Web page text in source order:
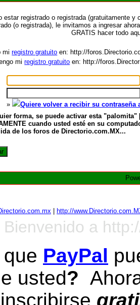
estar registrado o registrada (gratuitamente
(o registrada), le invitamos a ingresar
GRATIS hacer todo
miregistro gratuito en: http://
miregistro gratuito en: http://
»
Quiere volver a recibir su
forma, se puede activar esta
cuando usted esté en su
de los foros de Directorio.com.MX...
http://
Bienvenido a
PayPal
usted?